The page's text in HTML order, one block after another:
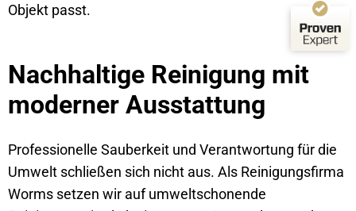
Objekt passt.
Nachhaltige Reinigung mit
moderner Ausstattung
Professionelle Sauberkeit und Verantwortung für die
Umwelt schließen sich nicht aus. Als Reinigungsfirma
Worms setzen wir auf umweltschonende
Von Kunden bewertet
146
Bewertungen
Authentizität
Blick aufs ProvenExpert-Profil werfen
03.08.2026